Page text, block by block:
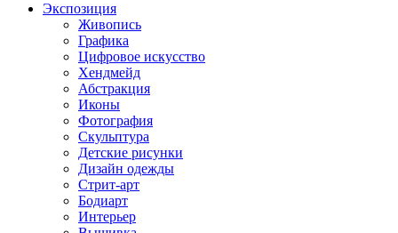
Экспозиция
Живопись
Графика
Цифровое искусство
Хендмейд
Абстракция
Иконы
Фотография
Скульптура
Детские рисунки
Дизайн одежды
Стрит-арт
Бодиарт
Интерьер